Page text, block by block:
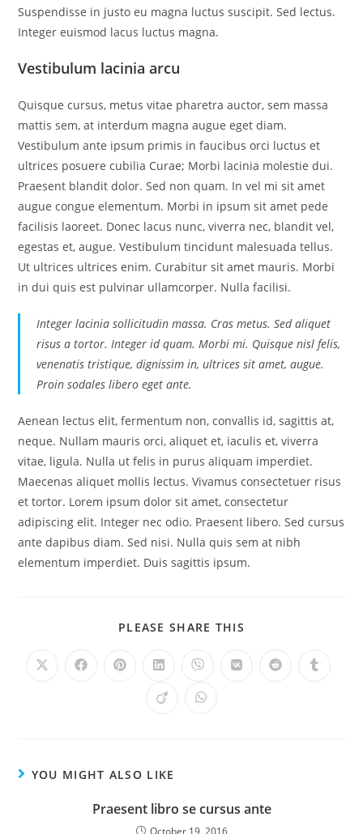
Suspendisse in justo eu magna luctus suscipit. Sed lectus.
Integer euismod lacus luctus magna.
Vestibulum lacinia arcu
Quisque cursus, metus vitae pharetra auctor, sem massa
mattis sem, at interdum magna augue eget diam.
Vestibulum ante ipsum primis in faucibus orci luctus et
ultrices posuere cubilia Curae; Morbi lacinia molestie dui.
Praesent blandit dolor. Sed non quam. In vel mi sit amet
augue congue elementum. Morbi in ipsum sit amet pede
facilisis laoreet. Donec lacus nunc, viverra nec, blandit vel,
egestas et, augue. Vestibulum tincidunt malesuada tellus.
Ut ultrices ultrices enim. Curabitur sit amet mauris. Morbi
in dui quis est pulvinar ullamcorper. Nulla facilisi.
Integer lacinia sollicitudin massa. Cras metus. Sed aliquet
risus a tortor. Integer id quam. Morbi mi. Quisque nisl felis,
venenatis tristique, dignissim in, ultrices sit amet, augue.
Proin sodales libero eget ante.
Aenean lectus elit, fermentum non, convallis id, sagittis at,
neque. Nullam mauris orci, aliquet et, iaculis et, viverra
vitae, ligula. Nulla ut felis in purus aliquam imperdiet.
Maecenas aliquet mollis lectus. Vivamus consectetuer risus
et tortor. Lorem ipsum dolor sit amet, consectetur
adipiscing elit. Integer nec odio. Praesent libero. Sed cursus
ante dapibus diam. Sed nisi. Nulla quis sem at nibh
elementum imperdiet. Duis sagittis ipsum.
PLEASE SHARE THIS
YOU MIGHT ALSO LIKE
Praesent libro se cursus ante
October 19, 2016